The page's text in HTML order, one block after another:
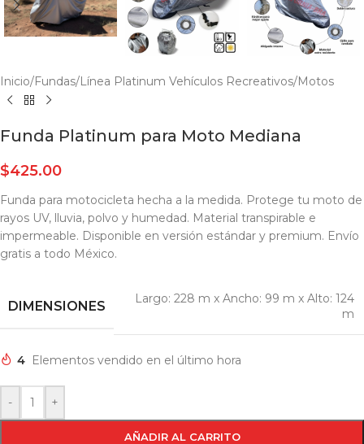
Inicio/Fundas/Línea Platinum Vehículos Recreativos/Motos
Funda Platinum para Moto Mediana
$425.00
Funda para motocicleta hecha a la medida. Protege tu moto de
rayos UV, lluvia, polvo y humedad. Material transpirable e
impermeable. Disponible en versión estándar y premium. Envío
gratis a todo México.
DIMENSIONES
Largo: 228 m x Ancho: 99 m x Alto: 124
m
4 Elementos vendido en el último hora
- +
AÑADIR AL CARRITO